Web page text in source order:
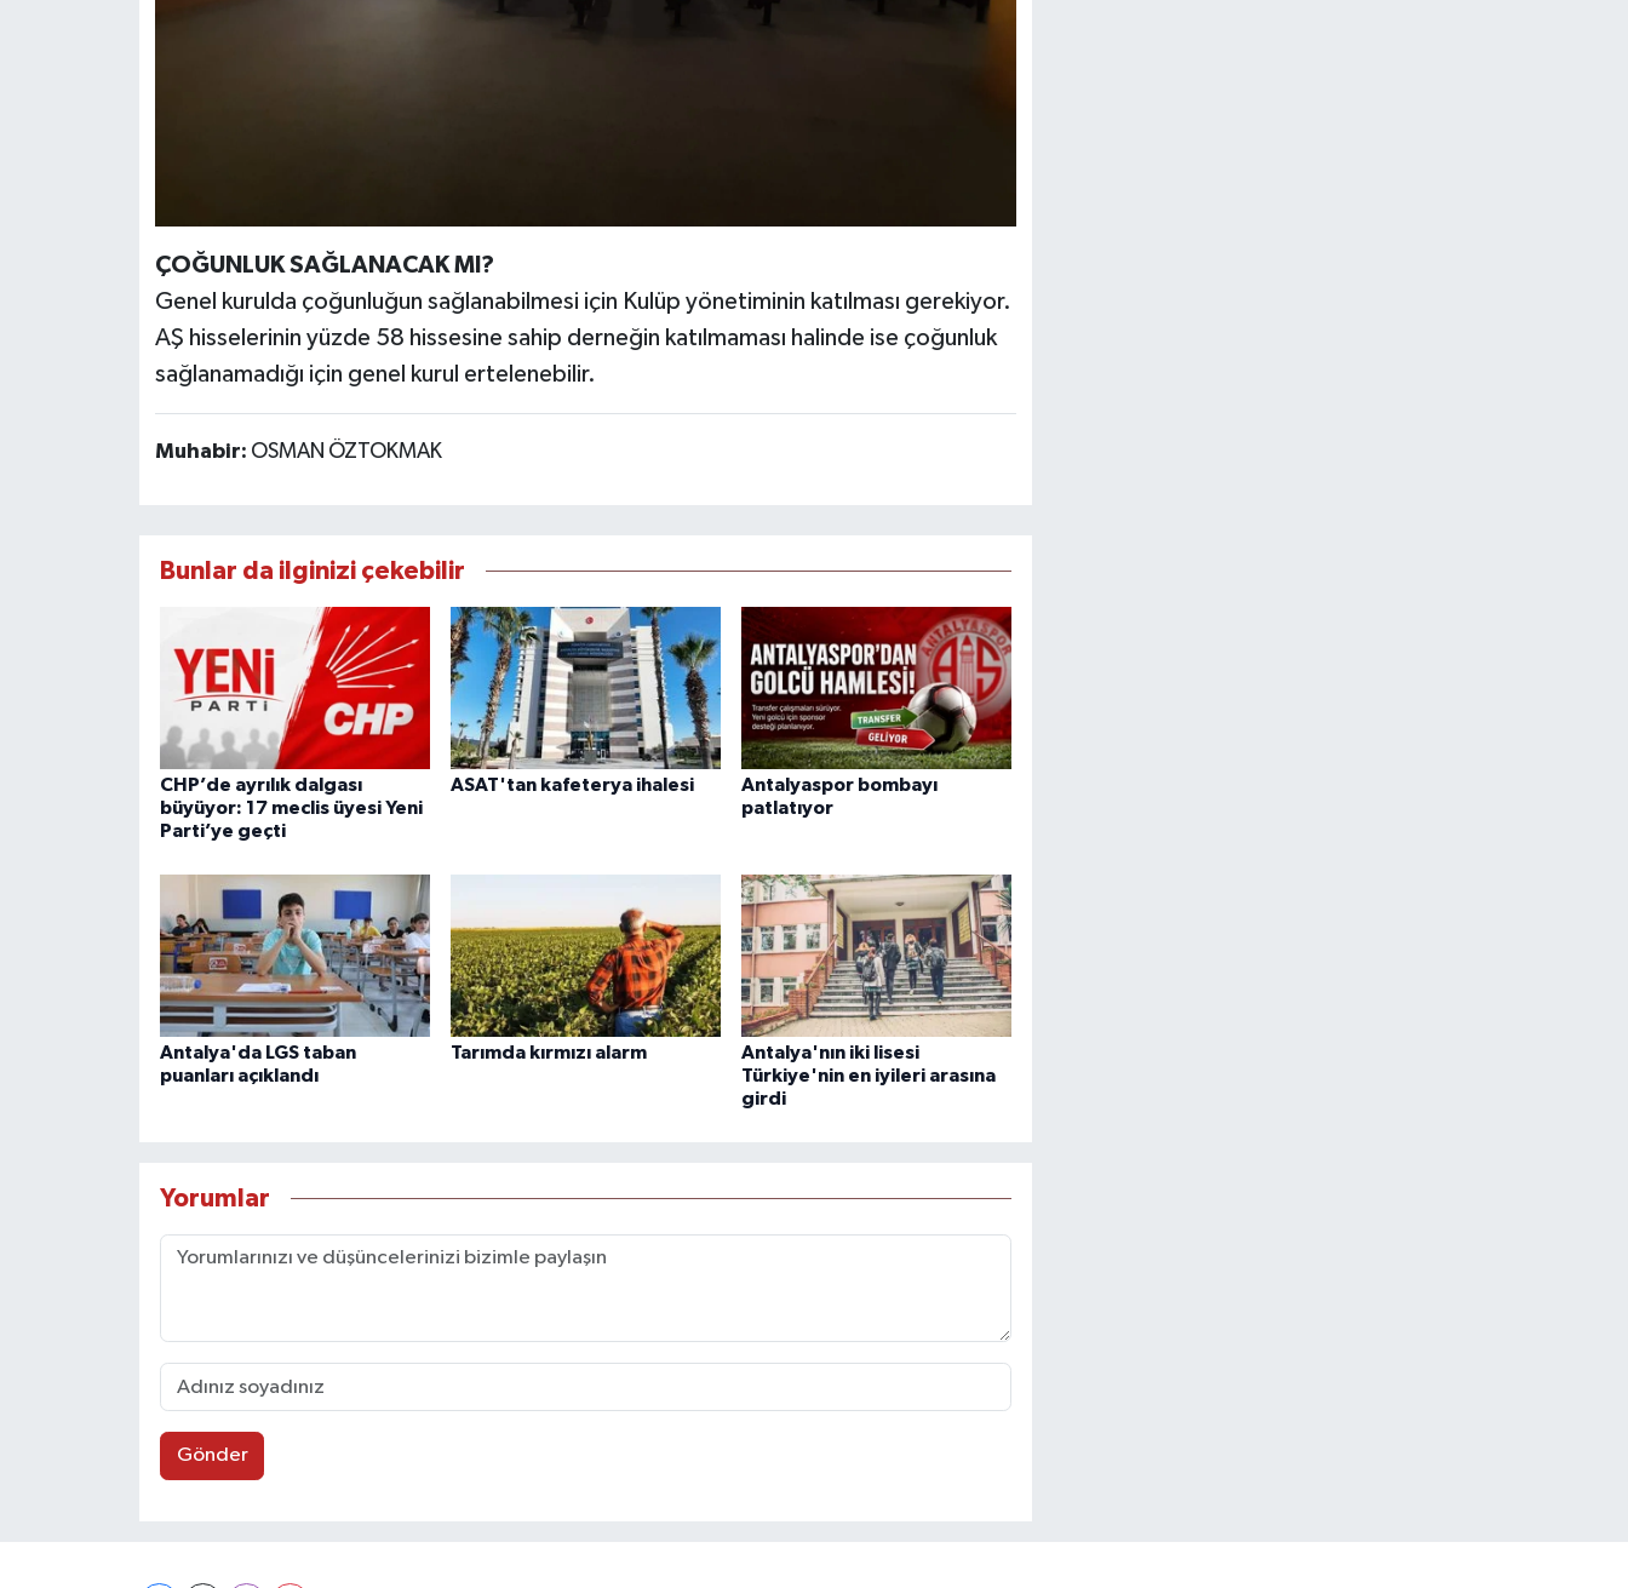
ÇOĞUNLUK SAĞLANACAK MI?
Genel kurulda çoğunluğun sağlanabilmesi için Kulüp yönetiminin katılması gerekiyor.
AŞ hisselerinin yüzde 58 hissesine sahip derneğin katılmaması halinde ise çoğunluk
sağlanamadığı için genel kurul ertelenebilir.
Muhabir: OSMAN ÖZTOKMAK
Bunlar da ilginizi çekebilir
CHP’de ayrılık dalgası
büyüyor: 17 meclis üyesi Yeni
Parti’ye geçti
ASAT'tan kafeterya ihalesi
Antalyaspor bombayı
patlatıyor
Antalya'da LGS taban
puanları açıklandı
Tarımda kırmızı alarm
Antalya'nın iki lisesi
Türkiye'nin en iyileri arasına
girdi
Yorumlar
Gönder